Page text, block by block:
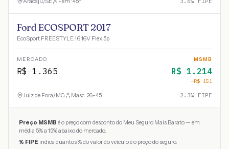
Ford ECOSPORT 2017
EcoSport FREESTYLE 1.6 16V Flex 5p
MERCADO
R$1.365
MSMB
R$ 1.214
−R$ 151
Juiz de Fora/MG Masc · 26-45 2.3% FIPE
Preço MSMB é o preço com desconto do Meu Seguro Mais Barato — em
média 5% a 15% abaixo do mercado.
% FIPE indica quantos % do valor do veículo é o preço do seguro.